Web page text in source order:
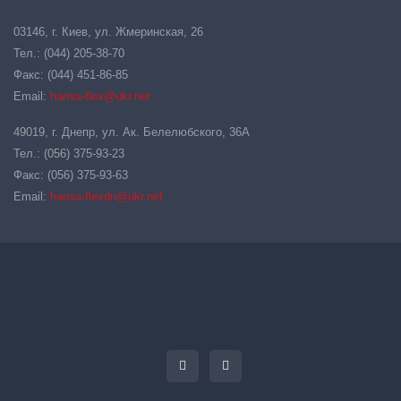
03146, г. Киев, ул. Жмеринская, 26
Тел.: (044) 205-38-70
Факс: (044) 451-86-85
Email: hansa-flex@ukr.net
49019, г. Днепр, ул. Ак. Белелюбского, 36А
Тел.: (056) 375-93-23
Факс: (056) 375-93-63
Email: hansa-flexdn@ukr.net